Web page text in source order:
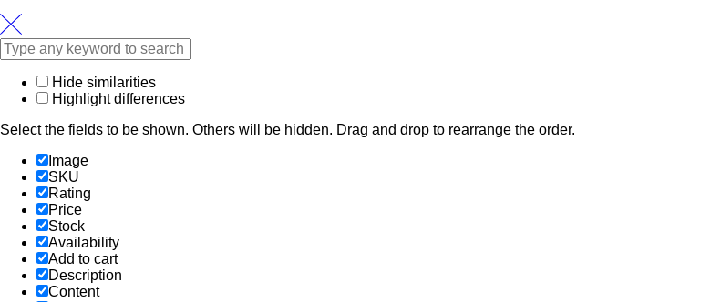
Hide similarities
Highlight differences
Select the fields to be shown. Others will be hidden. Drag and drop to rearrange the order.
Image
SKU
Rating
Price
Stock
Availability
Add to cart
Description
Content